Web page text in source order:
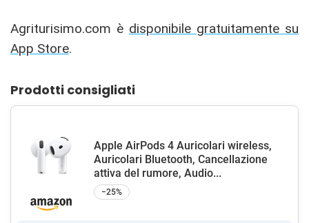
Agriturisimo.com è disponibile gratuitamente su
App Store.
Prodotti consigliati
Apple AirPods 4 Auricolari wireless,
Auricolari Bluetooth, Cancellazione
attiva del rumore, Audio...
−25%